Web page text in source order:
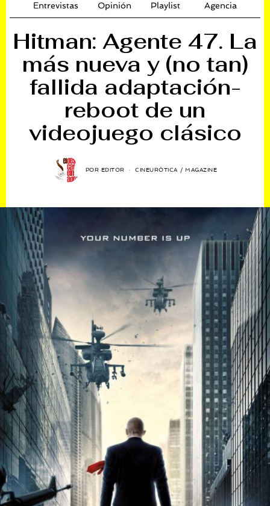
Entrevistas Opinión Playlist Agencia
Hitman: Agente 47. La
más nueva y (no tan)
fallida adaptación-
reboot de un
videojuego clásico
POR EDITOR CINEURÓTICA / MAGAZINE